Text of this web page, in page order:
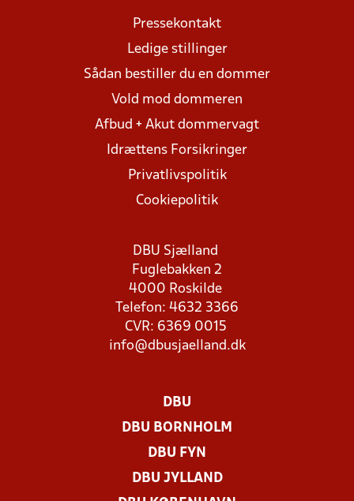
Pressekontakt
Ledige stillinger
Sådan bestiller du en dommer
Vold mod dommeren
Afbud + Akut dommervagt
Idrættens Forsikringer
Privatlivspolitik
Cookiepolitik
DBU Sjælland
Fuglebakken 2
4000 Roskilde
Telefon: 4632 3366
CVR: 6369 0015
info@dbusjaelland.dk
DBU
DBU BORNHOLM
DBU FYN
DBU JYLLAND